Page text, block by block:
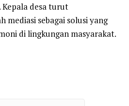
desa turut
mediasi sebagai solusi yang
di lingkungan masyarakat.